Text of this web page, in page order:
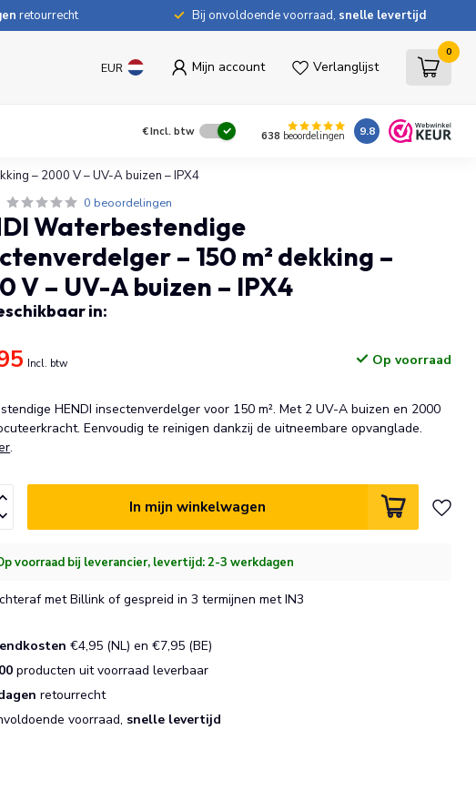
retourrecht Bij onvoldoende voorraad, snelle levertijd
EUR Mijn account Verlanglijst
0
€Incl. btw 638 beoordelingen 9.8
– 2000 V – UV-A buizen – IPX4
0 beoordelingen
Waterbestendige
– 150 m² dekking –
V – UV-A buizen – IPX4
in:
Incl. btw Op voorraad
HENDI insectenverdelger voor 150 m². Met 2 UV-A buizen en 2000
Eenvoudig te reinigen dankzij de uitneembare opvanglade.
.
In mijn winkelwagen
voorraad bij leverancier, levertijd: 2-3 werkdagen
met Billink of gespreid in 3 termijnen met IN3
€4,95 (NL) en €7,95 (BE)
producten uit voorraad leverbaar
retourrecht
voorraad, snelle levertijd